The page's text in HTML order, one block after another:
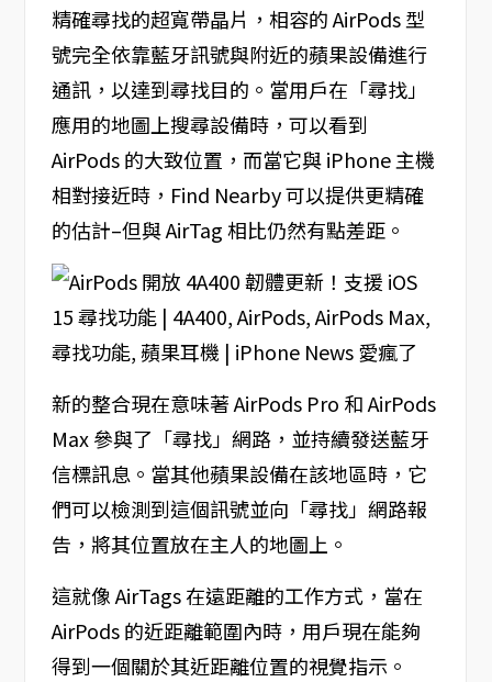
精確尋找的超寬帶晶片，相容的 AirPods 型
號完全依靠藍牙訊號與附近的蘋果設備進行
通訊，以達到尋找目的。當用戶在「尋找」
應用的地圖上搜尋設備時，可以看到
AirPods 的大致位置，而當它與 iPhone 主機
相對接近時，Find Nearby 可以提供更精確
的估計–但與 AirTag 相比仍然有點差距。
新的整合現在意味著 AirPods Pro 和 AirPods
Max 參與了「尋找」網路，並持續發送藍牙
信標訊息。當其他蘋果設備在該地區時，它
們可以檢測到這個訊號並向「尋找」網路報
告，將其位置放在主人的地圖上。
這就像 AirTags 在遠距離的工作方式，當在
AirPods 的近距離範圍內時，用戶現在能夠
得到一個關於其近距離位置的視覺指示。